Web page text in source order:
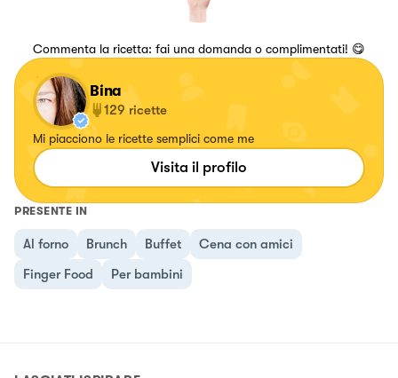
Commenta la ricetta: fai una domanda o complimentati! 😋
Bina
129 ricette
Mi piacciono le ricette semplici come me
Visita il profilo
PRESENTE IN
Al forno Brunch Buffet
Cena con amici
Finger Food
Per bambini